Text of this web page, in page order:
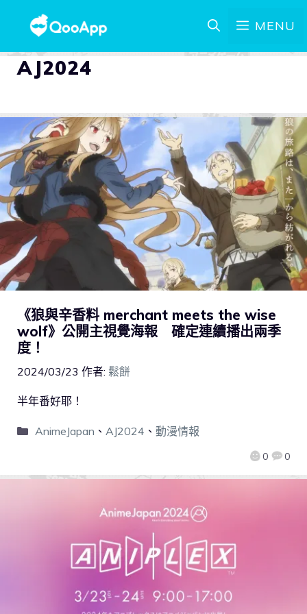
MENU
AJ2024
《狼與辛香料 merchant meets the wise
wolf》公開主視覺海報 確定連續播出兩季
度！
2024/03/23 作者: 鬆餅
0 0
半年番好耶！
AnimeJapan 、 AJ2024 、 動漫情報